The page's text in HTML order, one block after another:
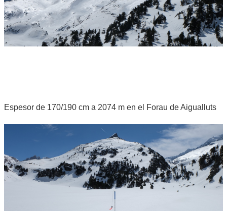
Espesor de 170/190 cm a 2074 m en el Forau de Aigualluts